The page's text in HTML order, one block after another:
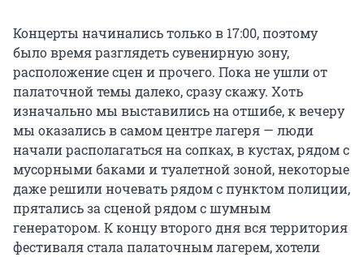
Концерты начинались только в 17:00, поэтому
было время разглядеть сувенирную зону,
расположение сцен и прочего. Пока не ушли от
палаточной темы далеко, сразу скажу. Хоть
изначально мы выставились на отшибе, к вечеру
мы оказались в самом центре лагеря — люди
начали располагаться на сопках, в кустах, рядом с
мусорными баками и туалетной зоной, некоторые
даже решили ночевать рядом с пунктом полиции,
прятались за сценой рядом с шумным
генератором. К концу второго дня вся территория
фестиваля стала палаточным лагерем, хотели